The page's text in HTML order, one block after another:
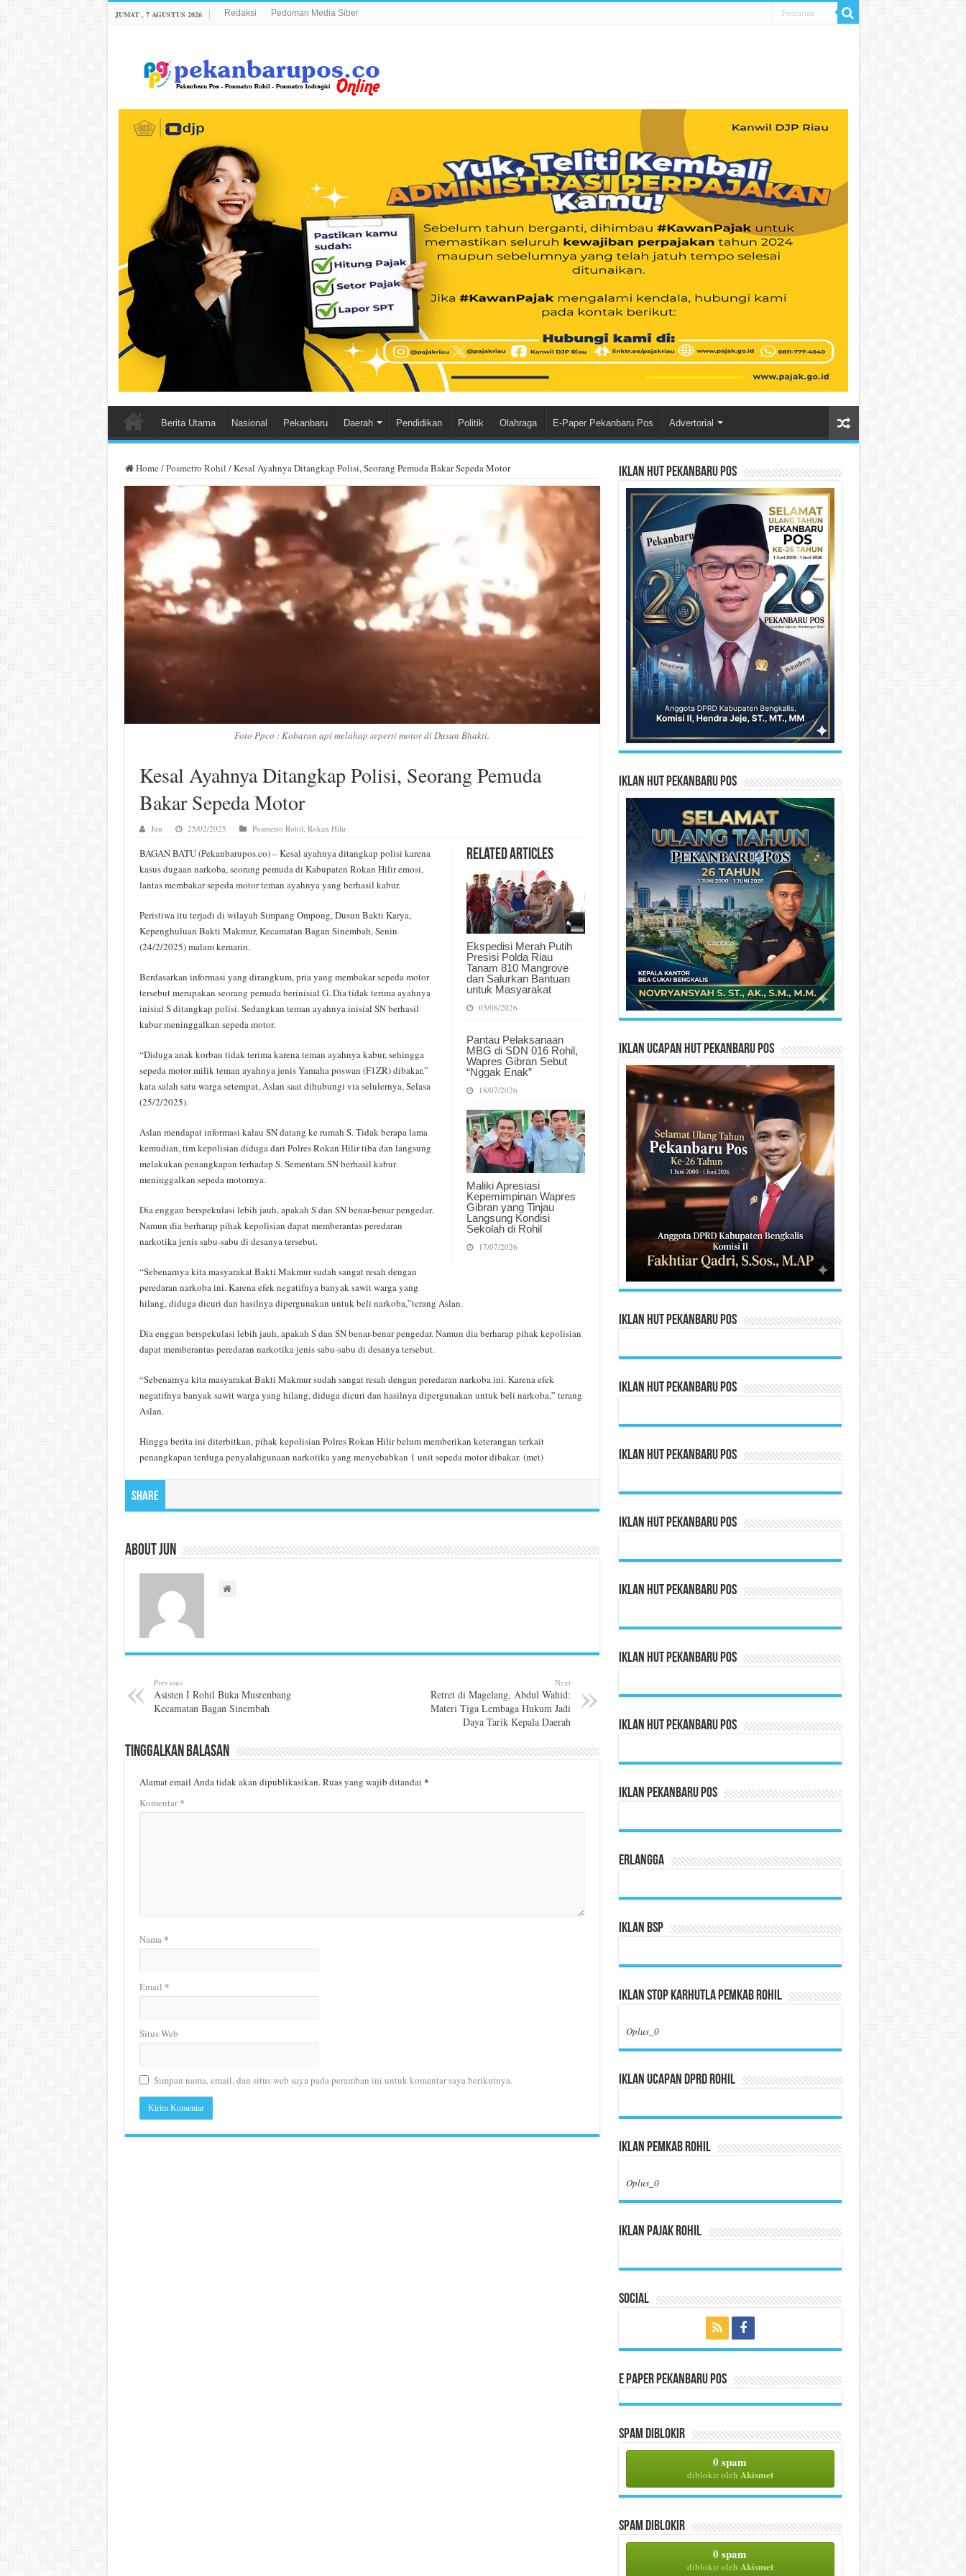
JUMAT , 7 AGUSTUS 2026 Redaksi Pedoman Media Siber
Berita Utama Nasional Pekanbaru Daerah Pendidikan Politik Olahraga E-Paper Pekanbaru Pos Advertorial
Home /Posmetro Rohil /Kesal Ayahnya Ditangkap Polisi, Seorang Pemuda Bakar Sepeda Motor
Foto Ppco : Kobaran api melahap seperti motor di Dusun Bhakti.
Kesal Ayahnya Ditangkap Polisi, Seorang Pemuda
Bakar Sepeda Motor
Jun 25/02/2025 Posmetro Rohil, Rokan Hilir
Related Articles
Ekspedisi Merah Putih
Presisi Polda Riau
Tanam 810 Mangrove
dan Salurkan Bantuan
untuk Masyarakat
03/08/2026
Pantau Pelaksanaan
MBG di SDN 016 Rohil,
Wapres Gibran Sebut
“Nggak Enak”
18/07/2026
Maliki Apresiasi
Kepemimpinan Wapres
Gibran yang Tinjau
Langsung Kondisi
Sekolah di Rohil
17/07/2026
BAGAN BATU (Pekanbarupos.co) – Kesal ayahnya ditangkap polisi karena
kasus dugaan narkoba, seorang pemuda di Kabupaten Rokan Hilir emosi,
lantas membakar sepeda motor teman ayahnya yang berhasil kabur.
Peristiwa itu terjadi di wilayah Simpang Ompong, Dusun Bakti Karya,
Kepenghuluan Bakti Makmur, Kecamatan Bagan Sinembah, Senin
(24/2/2025) malam kemarin.
Berdasarkan informasi yang dirangkum, pria yang membakar sepeda motor
tersebut merupakan seorang pemuda berinisial G. Dia tidak terima ayahnya
inisial S ditangkap polisi. Sedangkan teman ayahnya inisial SN berhasil
kabur meninggalkan sepeda motor.
“Diduga anak korban tidak terima karena teman ayahnya kabur, sehingga
sepeda motor milik teman ayahnya jenis Yamaha poswan (F1ZR) dibakar,”
kata salah satu warga setempat, Aslan saat dihubungi via selulernya, Selasa
(25/2/2025).
Aslan mendapat informasi kalau SN datang ke rumah S. Tidak berapa lama
kemudian, tim kepolisian diduga dari Polres Rokan Hilir tiba dan langsung
melakukan penangkapan terhadap S. Sementara SN berhasil kabur
meninggalkan sepeda motornya.
Dia enggan berspekulasi lebih jauh, apakah S dan SN benar-benar pengedar.
Namun dia berharap pihak kepolisian dapat memberantas peredaran
narkotika jenis sabu-sabu di desanya tersebut.
“Sebenarnya kita masyarakat Bakti Makmur sudah sangat resah dengan
peredaran narkoba ini. Karena efek negatifnya banyak sawit warga yang
hilang, diduga dicuri dan hasilnya dipergunakan untuk beli narkoba,”terang Aslan.
Dia enggan berspekulasi lebih jauh, apakah S dan SN benar-benar pengedar. Namun dia berharap pihak kepolisian
dapat memberantas peredaran narkotika jenis sabu-sabu di desanya tersebut.
“Sebenarnya kita masyarakat Bakti Makmur sudah sangat resah dengan peredaran narkoba ini. Karena efek
negatifnya banyak sawit warga yang hilang, diduga dicuri dan hasilnya dipergunakan untuk beli narkoba,” terang
Aslan.
Hingga berita ini diterbitkan, pihak kepolisian Polres Rokan Hilir belum memberikan keterangan terkait
penangkapan terduga penyalahgunaan narkotika yang menyebabkan 1 unit sepeda motor dibakar. (met)
Share
About Jun
Previous
Asisten I Rohil Buka Musrenbang
Kecamatan Bagan Sinembah
Next
Retret di Magelang, Abdul Wahid:
Materi Tiga Lembaga Hukum Jadi
Daya Tarik Kepala Daerah
Tinggalkan Balasan
Alamat email Anda tidak akan dipublikasikan.Ruas yang wajib ditandai *
Komentar*
Nama *
Email *
Situs Web
Simpan nama, email, dan situs web saya pada peramban ini untuk komentar saya berikutnya.
Iklan HUT Pekanbaru Pos
Iklan HUT Pekanbaru Pos
Iklan Ucapan HUT Pekanbaru Pos
Iklan HUT Pekanbaru Pos
Iklan HUT Pekanbaru Pos
Iklan HUT Pekanbaru Pos
Iklan HUT Pekanbaru Pos
Iklan HUT Pekanbaru Pos
Iklan HUT Pekanbaru Pos
Iklan HUT Pekanbaru Pos
Iklan Pekanbaru Pos
Erlangga
Iklan BSP
Iklan Stop Karhutla Pemkab Rohil
Oplus_0
Iklan Ucapan DPRD Rohil
Iklan Pemkab Rohil
Oplus_0
Iklan Pajak Rohil
Social
E Paper Pekanbaru Pos
Spam Diblokir
0 spam
diblokir oleh Akismet
Spam Diblokir
0 spam
diblokir oleh Akismet